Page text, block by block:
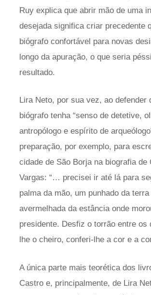
Ruy explica que abrir mão de uma
desejada significa criar precedente
biógrafo confortável para novas
longo da apuração, o que seria
resultado.
Lira Neto, por sua vez, ao defender
biógrafo tenha “senso de detetive,
antropólogo e espírito de
preparação, por exemplo, para
cidade de São Borja na biografia de
Vargas: “… precisei ir até lá para
palma da mão, um punhado da terra
avermelhada da estância onde
presidente. Desfiz o torrão entre os
lhe o cheiro, conferi-lhe a cor e a
A única parte mais teorética dos
Castro e, principalmente, de Lira